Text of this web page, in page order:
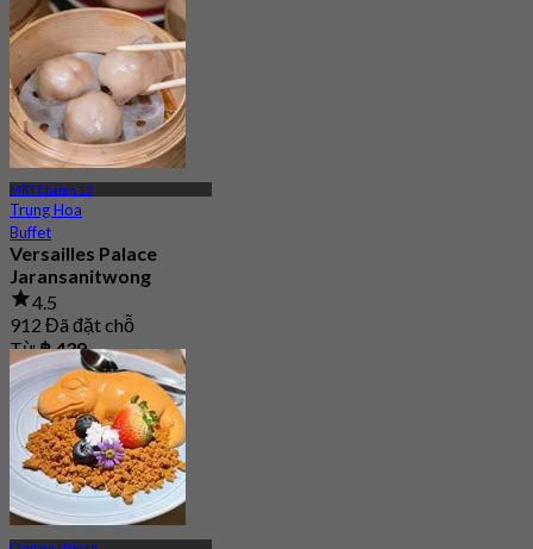
MRT Charan 13
Trung Hoa
Buffet
Versailles Palace
Jaransanitwong
4.5
912 Đã đặt chỗ
Từ฿ 439
Charoen Nakorn